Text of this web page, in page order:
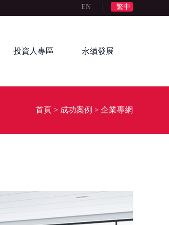
EN 繁中
投資人專區 永續發展
首頁 > 成功案例 > 企業專網